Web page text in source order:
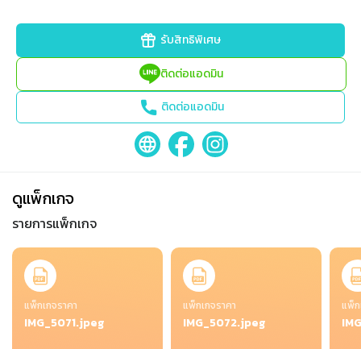
รับสิทธิพิเศษ
ติดต่อแอดมิน
ติดต่อแอดมิน
ดูแพ็กเกจ
รายการแพ็กเกจ
Slide 1 of 4
แพ็กเกจราคา
IMG_5071.jpeg
แพ็กเกจราคา
IMG_5072.jpeg
แพ็ก